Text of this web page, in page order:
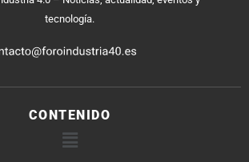
tecnología.
CONTENIDO